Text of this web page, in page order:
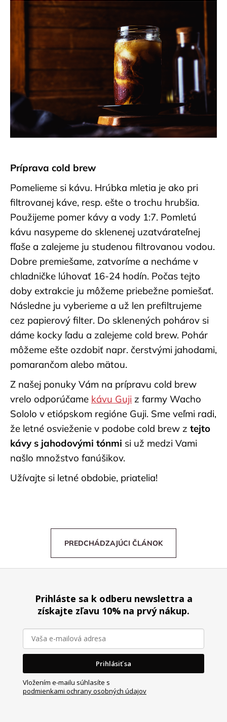
Príprava cold brew
Pomelieme si kávu. Hrúbka mletia je ako pri
filtrovanej káve, resp. ešte o trochu hrubšia.
Použijeme pomer kávy a vody 1:7. Pomletú
kávu nasypeme do sklenenej uzatvárateľnej
fľaše a zalejeme ju studenou filtrovanou vodou.
Dobre premiešame, zatvoríme a necháme v
chladničke lúhovať 16-24 hodín. Počas tejto
doby extrakcie ju môžeme priebežne pomiešať.
Následne ju vyberieme a už len prefiltrujeme
cez papierový filter. Do sklenených pohárov si
dáme kocky ľadu a zalejeme cold brew. Pohár
môžeme ešte ozdobiť napr. čerstvými jahodami,
pomarančom alebo mätou.
Z našej ponuky Vám na prípravu cold brew
vrelo odporúčame kávu Guji z farmy Wacho
Sololo v etiópskom regióne Guji. Sme veľmi radi,
že letné osvieženie v podobe cold brew z tejto
kávy s jahodovými tónmi si už medzi Vami
našlo množstvo fanúšikov.
Užívajte si letné obdobie, priatelia!
PREDCHÁDZAJÚCI ČLÁNOK
O
d
p
o
ú
m
e
LATTE
110
Prihláste sa k odberu newslettra a
získajte zľavu 10% na prvý nákup.
Prihlásiť sa
Vložením e-mailu súhlasíte s
podmienkami ochrany osobných údajov